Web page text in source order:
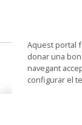
Aquest portal
donar una
navegant
configurar el